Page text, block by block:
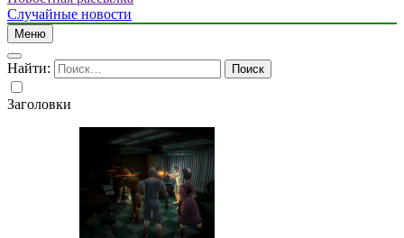
Случайные новости
Меню
Найти:
Заголовки